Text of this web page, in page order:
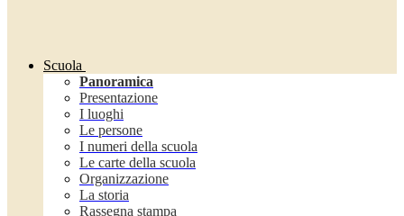
Scuola
Panoramica
Presentazione
I luoghi
Le persone
I numeri della scuola
Le carte della scuola
Organizzazione
La storia
Rassegna stampa